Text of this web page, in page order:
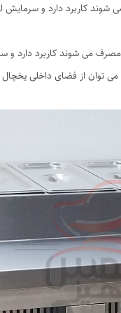
می شوند کاربرد دارد و
مصرف می شوند کاربرد
از فضای داخلی یخچال